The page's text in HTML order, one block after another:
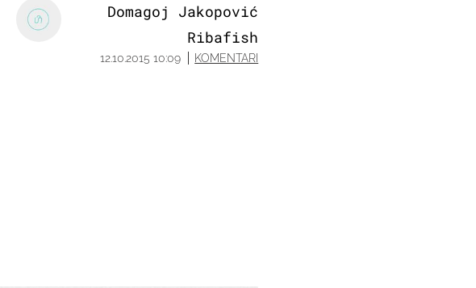
Domagoj Jakopović
Ribafish
12.10.2015 10:09 KOMENTARI